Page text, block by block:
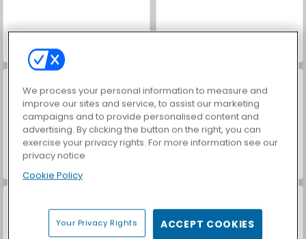
Farm Merge Valley
We process your personal information to measure and
improve our sites and service, to assist our marketing
campaigns and to provide personalised content and
advertising. By clicking the button on the right, you can
exercise your privacy rights. For more information see our
privacy notice
Cookie Policy
Your Privacy Rights ACCEPT COOKIES